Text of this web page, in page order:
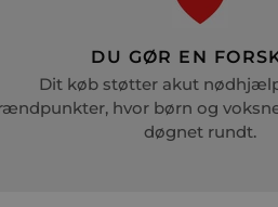
DU GØR EN
Dit køb støtter akut
hvor børn og
døgnet rundt.